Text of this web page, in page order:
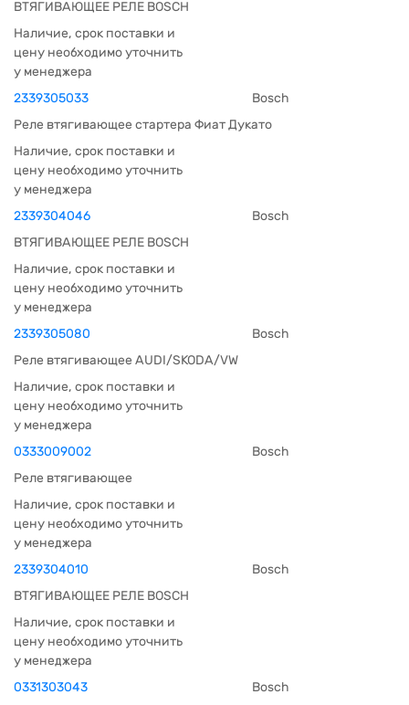
ВТЯГИВАЮЩЕЕ РЕЛЕ BOSCH
Наличие, срок поставки и
цену необходимо уточнить
у менеджера
2339305033
Bosch
Реле втягивающее стартера Фиат Дукато
Наличие, срок поставки и
цену необходимо уточнить
у менеджера
2339304046
Bosch
ВТЯГИВАЮЩЕЕ РЕЛЕ BOSCH
Наличие, срок поставки и
цену необходимо уточнить
у менеджера
2339305080
Bosch
Реле втягивающее AUDI/SKODA/VW
Наличие, срок поставки и
цену необходимо уточнить
у менеджера
0333009002
Bosch
Реле втягивающее
Наличие, срок поставки и
цену необходимо уточнить
у менеджера
2339304010
Bosch
ВТЯГИВАЮЩЕЕ РЕЛЕ BOSCH
Наличие, срок поставки и
цену необходимо уточнить
у менеджера
0331303043
Bosch